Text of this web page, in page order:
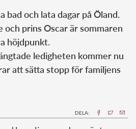
bad och lata dagar på Öland.
och prins Oscar är sommaren
höjdpunkt.
ledigheten kommer nu
att sätta stopp för familjens
DELA: